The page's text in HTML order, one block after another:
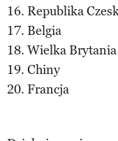
16. Republika
17. Belgia
18. Wielka Brytania
19. Chiny
20. Francja